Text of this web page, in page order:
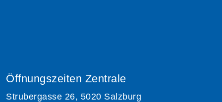
Öffnungszeiten Zentrale
Strubergasse 26, 5020 Salzburg